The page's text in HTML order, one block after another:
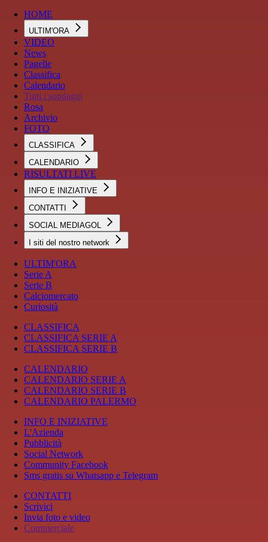
HOME
ULTIM'ORA
VIDEO
News
Pagelle
Classifica
Calendario
Tutti i sondaggi
Rosa
Archivio
FOTO
CLASSIFICA
CALENDARIO
RISULTATI LIVE
INFO E INIZIATIVE
CONTATTI
SOCIAL MEDIAGOL
I siti del nostro network
ULTIM'ORA
Serie A
Serie B
Calciomercato
Curiosità
CLASSIFICA
CLASSIFICA SERIE A
CLASSIFICA SERIE B
CALENDARIO
CALENDARIO SERIE A
CALENDARIO SERIE B
CALENDARIO PALERMO
INFO E INIZIATIVE
L'Azienda
Pubblicità
Social Network
Community Facebook
Sms gratis su Whatsapp e Telegram
CONTATTI
Scrivici
Invia foto e video
Commerciale